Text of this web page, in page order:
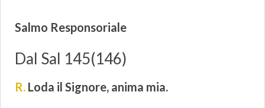
Salmo Responsoriale
Dal Sal 145(146)
R. Loda il Signore, anima mia.